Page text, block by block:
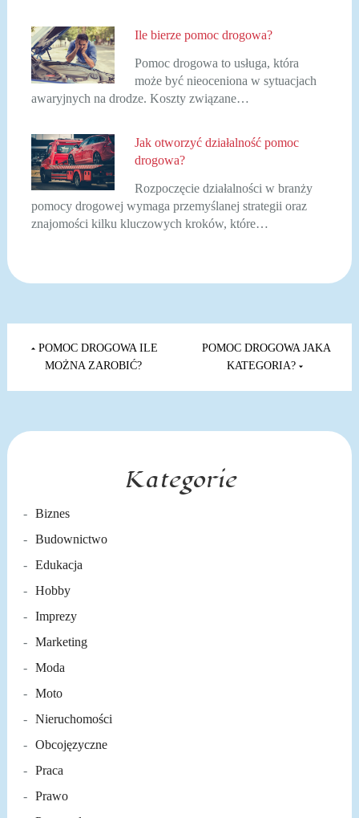
Ile bierze pomoc drogowa?
Pomoc drogowa to usługa, która
może być nieoceniona w sytuacjach
awaryjnych na drodze. Koszty związane…
Jak otworzyć działalność pomoc
drogowa?
Rozpoczęcie działalności w branży
pomocy drogowej wymaga przemyślanej strategii oraz
znajomości kilku kluczowych kroków, które…
Nawigacja
wpisu
POMOC DROGOWA ILE
MOŻNA ZAROBIĆ?
POMOC DROGOWA JAKA
KATEGORIA?
Kategorie
Biznes
Budownictwo
Edukacja
Hobby
Imprezy
Marketing
Moda
Moto
Nieruchomości
Obcojęzyczne
Praca
Prawo